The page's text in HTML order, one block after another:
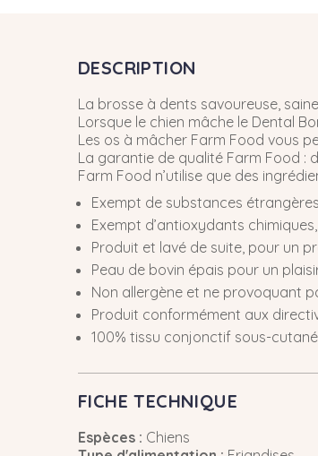
DESCRIPTION
La brosse à dents savoureuse,
Lorsque le chien mâche le Dental
Les os à mâcher Farm Food vous
La garantie de qualité Farm Food :
Farm Food n’utilise que des
Exempt de substances
Exempt d’antioxydants
Produit et lavé de suite, pour un
Peau de bovin épais pour un
Non allergène et ne provoquant
Produit conformément aux
100% tissu conjonctif sous-
FICHE TECHNIQUE
Espèces : Chiens